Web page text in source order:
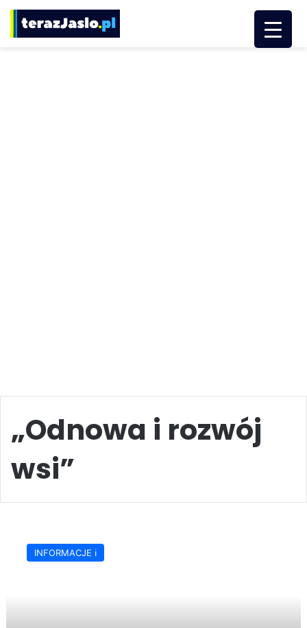
„Odnowa i rozwój
wsi”
złotych
INFORMACJE ℹ️